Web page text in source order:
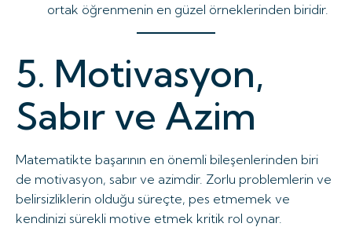
ortak öğrenmenin en güzel örneklerinden biridir.
5. Motivasyon,
Sabır ve Azim
Matematikte başarının en önemli bileşenlerinden biri
de motivasyon, sabır ve azimdir. Zorlu problemlerin ve
belirsizliklerin olduğu süreçte, pes etmemek ve
kendinizi sürekli motive etmek kritik rol oynar.